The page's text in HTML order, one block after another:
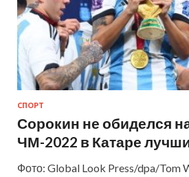
СПОРТ
Сорокин не обиделся
ЧМ-2022 в Катаре
Фото: Global Look Press/dpa/Tom